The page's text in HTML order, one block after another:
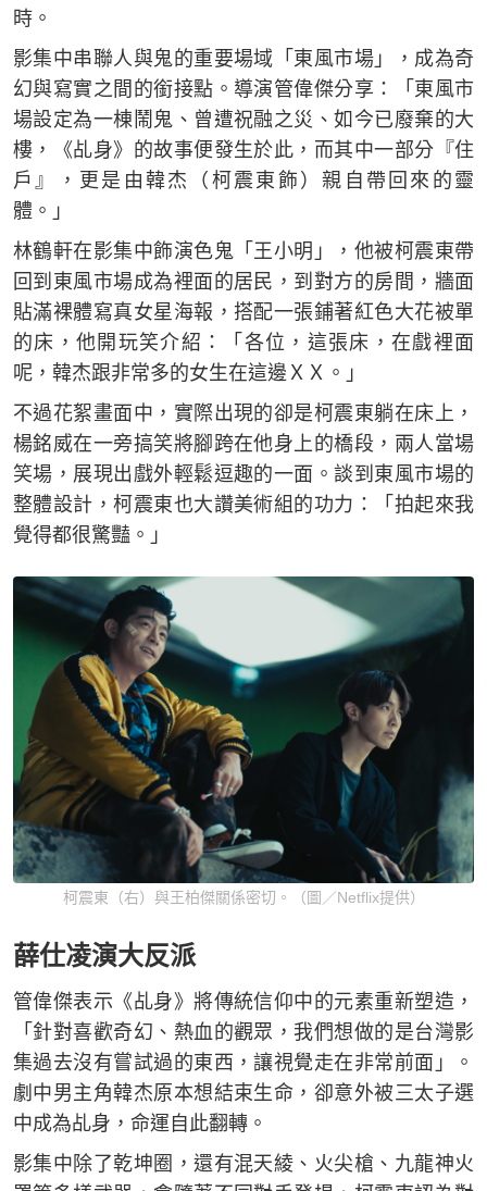
時。
影集中串聯人與鬼的重要場域「東風市場」，成為奇
幻與寫實之間的銜接點。導演管偉傑分享：「東風市
場設定為一棟鬧鬼、曾遭祝融之災、如今已廢棄的大
樓，《乩身》的故事便發生於此，而其中一部分『住
戶』，更是由韓杰（柯震東飾）親自帶回來的靈
體。」
林鶴軒在影集中飾演色鬼「王小明」，他被柯震東帶
回到東風市場成為裡面的居民，到對方的房間，牆面
貼滿裸體寫真女星海報，搭配一張鋪著紅色大花被單
的床，他開玩笑介紹：「各位，這張床，在戲裡面
呢，韓杰跟非常多的女生在這邊ＸＸ。」
不過花絮畫面中，實際出現的卻是柯震東躺在床上，
楊銘威在一旁搞笑將腳跨在他身上的橋段，兩人當場
笑場，展現出戲外輕鬆逗趣的一面。談到東風市場的
整體設計，柯震東也大讚美術組的功力：「拍起來我
覺得都很驚豔。」
柯震東（右）與王柏傑關係密切。（圖／Netflix提供）
薛仕凌演大反派
管偉傑表示《乩身》將傳統信仰中的元素重新塑造，
「針對喜歡奇幻、熱血的觀眾，我們想做的是台灣影
集過去沒有嘗試過的東西，讓視覺走在非常前面」。
劇中男主角韓杰原本想結束生命，卻意外被三太子選
中成為乩身，命運自此翻轉。
影集中除了乾坤圈，還有混天綾、火尖槍、九龍神火